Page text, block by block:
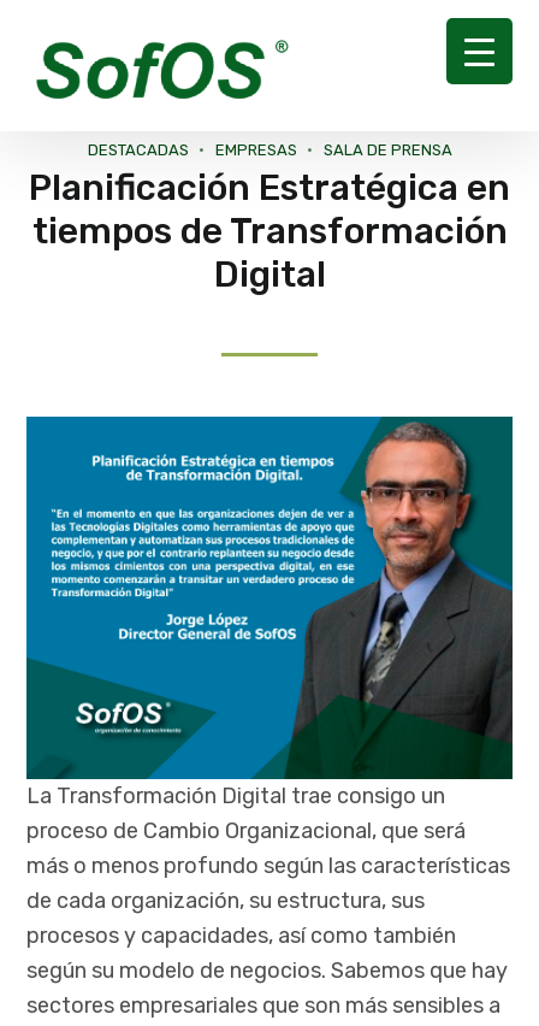
DESTACADAS EMPRESAS SALA DE PRENSA
Planificación Estratégica en
tiempos de Transformación
Digital
La Transformación Digital trae consigo un
proceso de Cambio Organizacional, que será
más o menos profundo según las características
de cada organización, su estructura, sus
procesos y capacidades, así como también
según su modelo de negocios. Sabemos que hay
sectores empresariales que son más sensibles a